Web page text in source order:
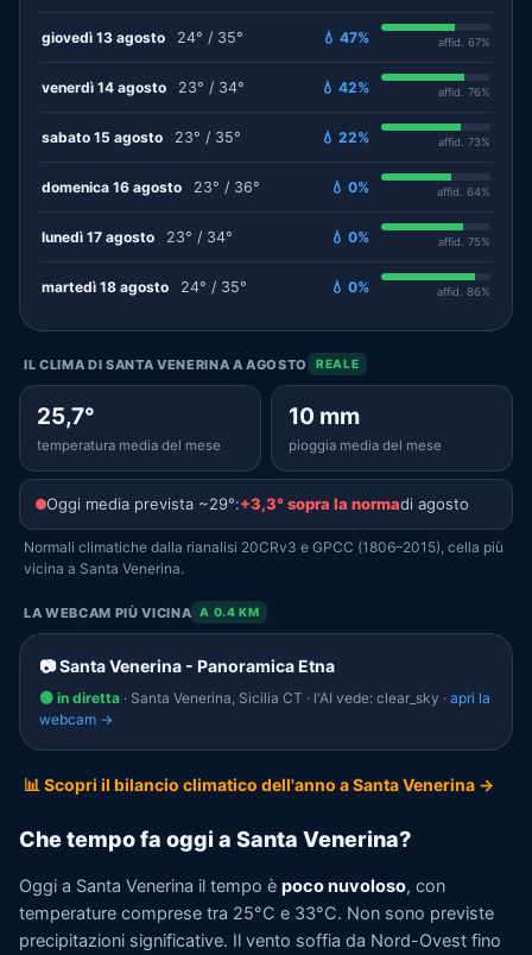
giovedì 13 agosto 24° / 35° 💧 47% affid. 67%
venerdì 14 agosto 23° / 34° 💧 42% affid. 76%
sabato 15 agosto 23° / 35° 💧 22% affid. 73%
domenica 16 agosto 23° / 36° 💧 0% affid. 64%
lunedì 17 agosto 23° / 34° 💧 0% affid. 75%
martedì 18 agosto 24° / 35° 💧 0% affid. 86%
IL CLIMA DI SANTA VENERINA A AGOSTO REALE
25,7°
temperatura media del mese
10 mm
pioggia media del mese
Oggi media prevista ~29°:+3,3° sopra la normadi agosto
Normali climatiche dalla rianalisi 20CRv3 e GPCC (1806–2015), cella più
vicina a Santa Venerina.
LA WEBCAM PIÙ VICINA A 0.4 KM
📷 Santa Venerina - Panoramica Etna
🟢 in diretta · Santa Venerina, Sicilia CT · l'AI vede: clear_sky · apri la
webcam →
📊 Scopri il bilancio climatico dell'anno a Santa Venerina →
Che tempo fa oggi a Santa Venerina?
Oggi a Santa Venerina il tempo è poco nuvoloso, con
temperature comprese tra 25°C e 33°C. Non sono previste
precipitazioni significative. Il vento soffia da Nord-Ovest fino